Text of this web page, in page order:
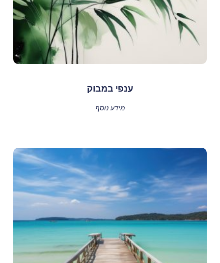
ענפי במבוק
מידע נוסף